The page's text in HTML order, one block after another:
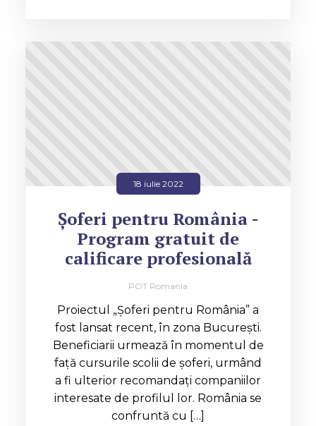
18 iulie 2022
Șoferi pentru România -
Program gratuit de
calificare profesională
POT Romania
Proiectul „Șoferi pentru România” a
fost lansat recent, în zona București.
Beneficiarii urmează în momentul de
față cursurile scolii de șoferi, urmând
a fi ulterior recomandați companiilor
interesate de profilul lor. România se
confruntă cu […]